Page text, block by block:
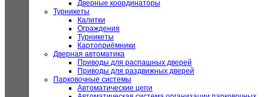
Дверные координаторы
Турникеты
Калитки
Ограждения
Турникеты
Картоприёмники
Дверная автоматика
Приводы для распашных дверей
Приводы для раздвижных дверей
Парковочные системы
Автоматические цепи